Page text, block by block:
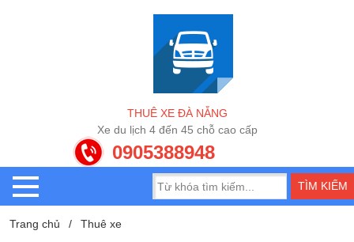
THUÊ XE ĐÀ NẴNG
Xe du lịch 4 đến 45 chỗ cao cấp
0905388948
Trang chủ Thuê xe